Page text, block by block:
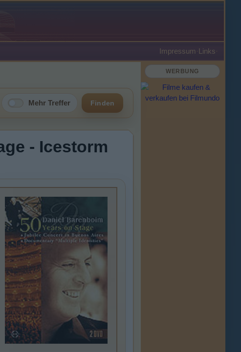
Impressum ·Links·
Mehr Treffer Finden
- Icestorm
WERBUNG